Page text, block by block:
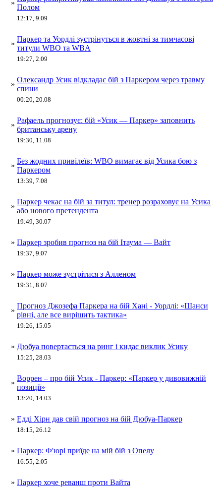
»
Полом
12:17, 9.09
»
Паркер та Уордлі зустрінуться в жовтні за тимчасові
титули WBO та WBA
19:27, 2.09
»
Олександр Усик відкладає бій з Паркером через травму
спини
00:20, 20.08
»
Рафаель прогнозує: бій «Усик — Паркер» заповнить
британську арену
19:30, 11.08
»
Без жодних привілеїв: WBO вимагає від Усика бою з
Паркером
13:39, 7.08
»
Паркер чекає на бій за титул: тренер розраховує на Усика
або нового претендента
19:49, 30.07
» Паркер зробив прогноз на бій Ітаума — Вайт
19:37, 9.07
» Паркер може зустрітися з Алленом
19:31, 8.07
»
Прогноз Джозефа Паркера на бій Хані - Уордлі: «Шанси
рівні, але все вирішить тактика»
19:26, 15.05
» Дюбуа повертається на ринг і кидає виклик Усику
15:25, 28.03
»
Воррен – про бій Усик - Паркер: «Паркер у дивовижній
позиції»
13:20, 14.03
» Едді Хірн дав свій прогноз на бій Дюбуа-Паркер
18:15, 26.12
» Паркер: Ф'юрі приїде на мій бій з Опелу
16:55, 2.05
» Паркер хоче реванш проти Вайта